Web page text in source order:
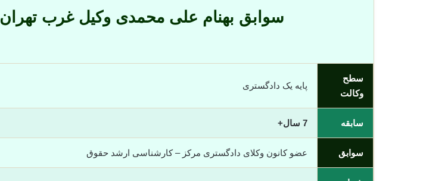
سوابق بهنام علی محمدی وکیل غرب تهران
سطح
وکالت
پایه یک دادگستری
سابقه 7 سال+
سوابق عضو کانون وکلای دادگستری مرکز – کارشناسی ارشد حقوق